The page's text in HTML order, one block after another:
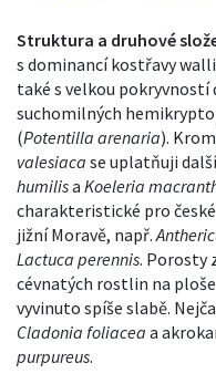
Struktura a druhové
s dominancí kostřavy
také s velkou
suchomilných
(Potentilla arenaria).
valesiaca se uplatňuji
humilisa Koeleria
charakteristické pro
jižní Moravě, např.
Lactuca perennis. Porosty
cévnatých rostlin na ploše
vyvinuto spíše slabě.
Cladonia foliacea a
purpureus.